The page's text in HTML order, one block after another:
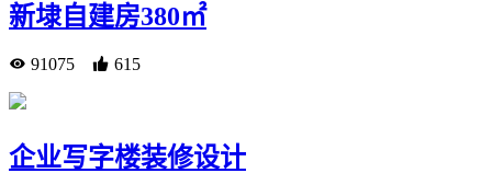
新埭自建房380㎡
91075 615
企业写字楼装修设计